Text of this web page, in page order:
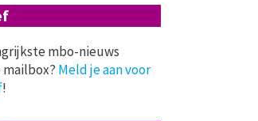
mbo-nieuws
Meld je aan voor
!